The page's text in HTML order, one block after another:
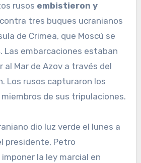
rusos embistieron y
contra tres buques ucranianos
de Crimea, que Moscú se
Las embarcaciones estaban
Mar de Azov a través del
Los rusos capturaron los
de sus tripulaciones.
dio luz verde el lunes a
presidente, Petro
la ley marcial en